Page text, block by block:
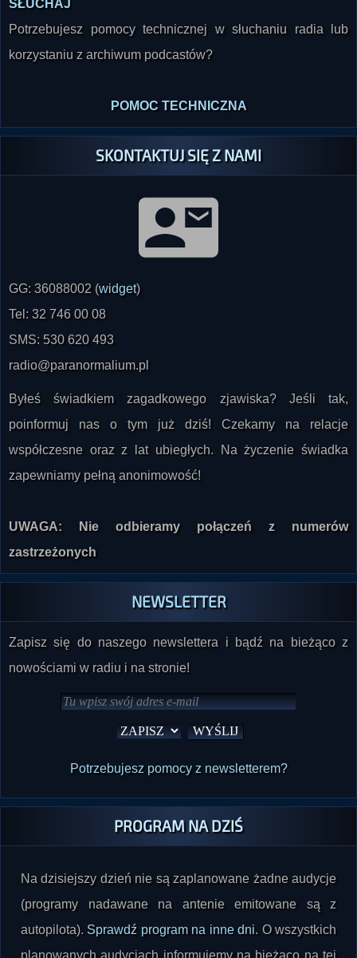
korzystaniu z archiwum podcastów?
SKONTAKTUJ SIĘ Z NAMI
)
Tel: 32 746 00 08
SMS: 530 620 493
radio@paranormalium.pl
Byłeś świadkiem zagadkowego zjawiska? Jeśli tak,
poinformuj nas o tym już dziś! Czekamy na relacje
współczesne oraz z lat ubiegłych. Na życzenie świadka
zapewniamy pełną anonimowość!
zastrzeżonych
NEWSLETTER
Zapisz się do naszego newslettera i bądź na bieżąco z
nowościami w radiu i na stronie!
Potrzebujesz pomocy z newsletterem?
PROGRAM NA DZIŚ
Na dzisiejszy dzień nie są zaplanowane żadne audycje
(programy nadawane na antenie emitowane są z
autopilota).
Sprawdź program na inne dni. O wszystkich
planowanych audycjach informujemy na bieżąco na tej
stronie oraz na naszych profilach społecznościowych.